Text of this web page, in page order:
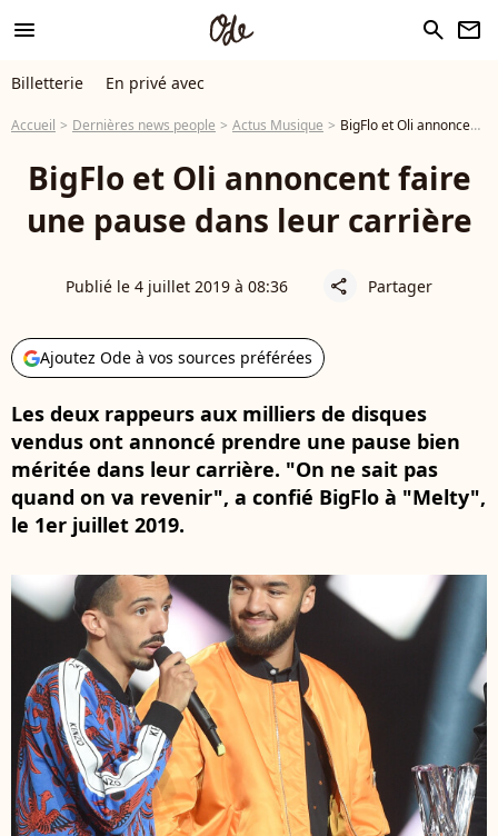
menu search newsletter
Billetterie En privé avec
Accueil Dernières news people Actus Musique BigFlo et Oli annoncent faire une pause dans leur carrière
BigFlo et Oli annoncent faire
une pause dans leur carrière
Publié le 4 juillet 2019 à 08:36 share Partager
Ajoutez Ode à vos sources préférées
Les deux rappeurs aux milliers de disques
vendus ont annoncé prendre une pause bien
méritée dans leur carrière. "On ne sait pas
quand on va revenir", a confié BigFlo à "Melty",
le 1er juillet 2019.